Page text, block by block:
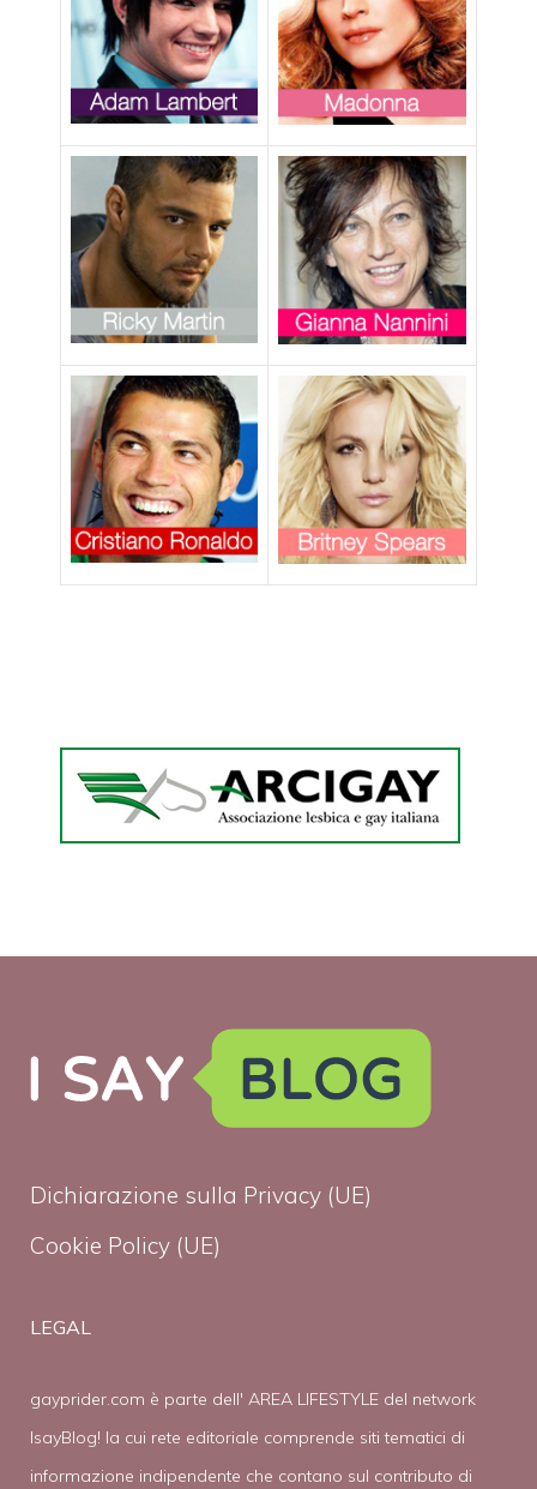
Dichiarazione sulla Privacy (UE)
Cookie Policy (UE)
LEGAL
gayprider.com è parte dell' AREA LIFESTYLE del network
IsayBlog! la cui rete editoriale comprende siti tematici di
informazione indipendente che contano sul contributo di